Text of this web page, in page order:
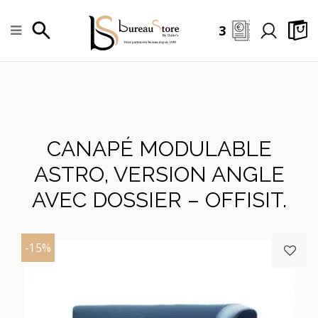
3
CANAPÉ MODULABLE
ASTRO, VERSION ANGLE
AVEC DOSSIER – OFFISIT.
-15%